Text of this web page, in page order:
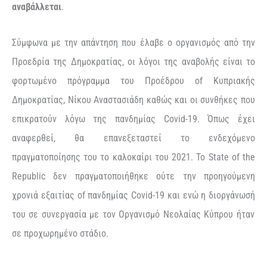
αναβάλλεται.
Σύμφωνα με την απάντηση που έλαβε ο οργανισμός από την
Προεδρία της Δημοκρατίας, οι λόγοι της αναβολής είναι το
φορτωμένο πρόγραμμα του Προέδρου of Κυπριακής
Δημοκρατίας, Νίκου Αναστασιάδη καθώς και οι συνθήκες που
επικρατούν λόγω της πανδημίας Covid-19. Όπως έχει
αναφερθεί, θα επανεξεταστεί το ενδεχόμενο
πραγματοποίησης τουτο καλοκαίρι του 2021 . Το State of the
Republic δεν πραγματοποιήθηκε ούτε τηνπροηγούμενη
χρονιά εξαιτίας ofπανδημίας Covid-19 και ενώ η διοργάνωσή
του σε συνεργασία με τον Οργανισμό Νεολαίας Κύπρου ήταν
σε προχωρημένο στάδιο.